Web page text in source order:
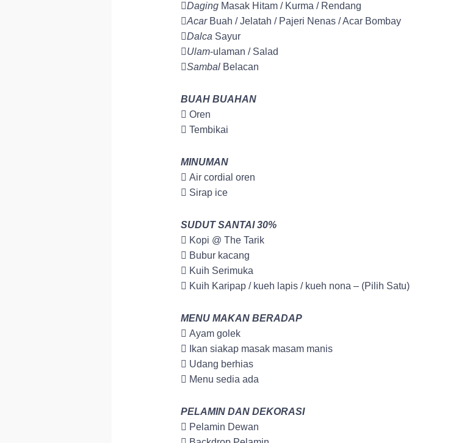
Daging Masak Hitam / Kurma / Rendang
AcarBuah / Jelatah / Pajeri Nenas / Acar Bombay
Dalca Sayur
Ulam-ulaman / Salad
Sambal Belacan
BUAH BUAHAN
 Oren
 Tembikai
MINUMAN
 Air cordial oren
 Sirap ice
SUDUT SANTAI 30%
 Kopi @ The Tarik
 Bubur kacang
 Kuih Serimuka
 Kuih Karipap / kueh lapis / kueh nona – (Pilih Satu)
MENU MAKAN BERADAP
 Ayam golek
 Ikan siakap masak masam manis
 Udang berhias
 Menu sedia ada
PELAMIN DAN DEKORASI
 Pelamin Dewan